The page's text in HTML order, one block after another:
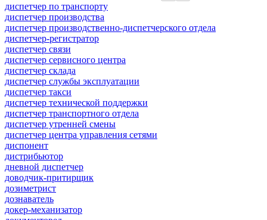
диспетчер по транспорту
диспетчер производства
диспетчер производственно-диспетчерского отдела
диспетчер-регистратор
диспетчер связи
диспетчер сервисного центра
диспетчер склада
диспетчер службы эксплуатации
диспетчер такси
диспетчер технической поддержки
диспетчер транспортного отдела
диспетчер утренней смены
диспетчер центра управления сетями
диспонент
дистрибьютор
дневной диспетчер
доводчик-притирщик
дозиметрист
дознаватель
докер-механизатор